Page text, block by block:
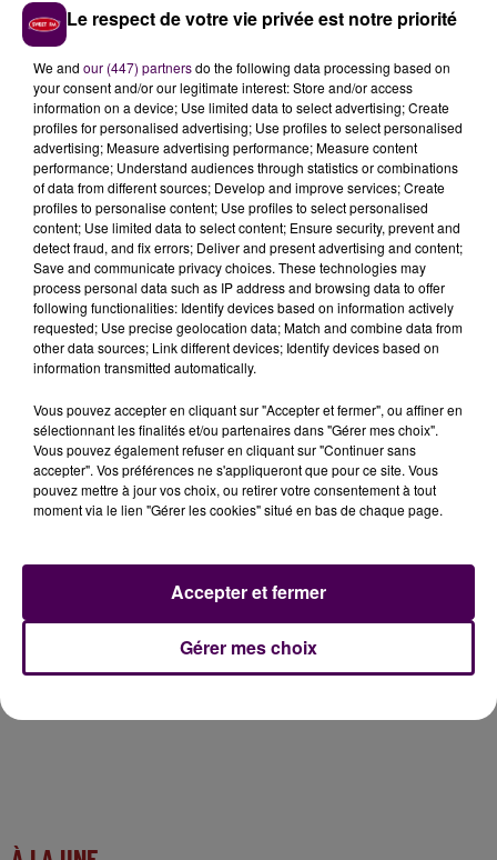
25 000 AUTORISATIONS DANS LA
RÉGION
Entre novembre 2022 et octobre 2023, 25 000
logements ont été autorisés à la construction dans les
Pays-de-la-Loire, soitun volume en baisse de 23%
par rapport aux douze mois précédents. Un recul
comparable -moins 26%- a été enregistré au niveau
national. Dans la région, les évolutions par type de
logement ont été contrastées : -9% pour les
logements collectifs, -31% pour les maisons
individuelles"groupées"et -34% pour les maisons
individuelles"pures".
... A LIRE AUSSI :
Le département affiche les plus mauvaises
statistiques de toute la région Pays-de-la-Loire
— Sweet FM (@SweetFmRadio)
Le respect de votre vie privée est notre priorité
We and our (447) partnersdo the following data processing based on
your consent and/or our legitimate interest: Store and/or access
information on a device; Use limited data to select advertising; Create
profiles for personalised advertising; Use profiles to select personalised
advertising; Measure advertising performance; Measure content
performance; Understand audiences through statistics or combinations
of data from different sources; Develop and improve services; Create
profiles to personalise content; Use profiles to select personalised
content; Use limited data to select content; Ensure security, prevent and
detect fraud, and fix errors; Deliver and present advertising and content;
Save and communicate privacy choices. These technologies may
process personal data such as IP address and browsing data to offer
following functionalities: Identify devices based on information actively
requested; Use precise geolocation data; Match and combine data from
other data sources; Link different devices; Identify devices based on
information transmitted automatically.
Vous pouvez accepter en cliquant sur "Accepter et fermer", ou affiner en
sélectionnant les finalités et/ou partenaires dans "Gérer mes choix".
Vous pouvez également refuser en cliquant sur "Continuer sans
accepter". Vos préférences ne s'appliqueront que pour ce site. Vous
pouvez mettre à jour vos choix, ou retirer votre consentement à tout
moment via le lien "Gérer les cookies" situé en bas de chaque page.
Gérer mes choix
Accepter et fermer